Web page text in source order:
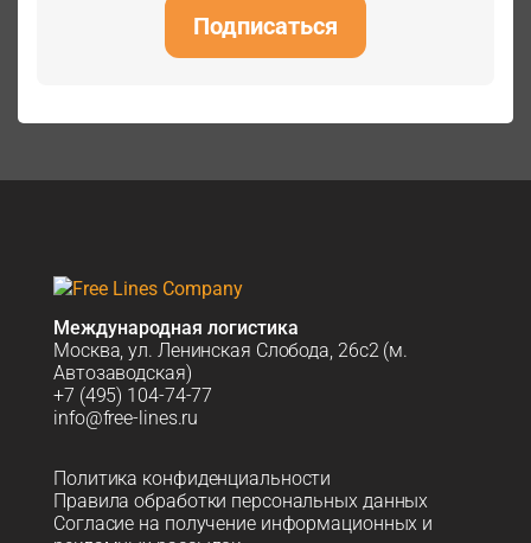
Подписаться
Международная логистика
Москва, ул. Ленинская Слобода, 26с2 (м.
Автозаводская)
+7 (495) 104-74-77
info@free-lines.ru
Политика конфиденциальности
Правила обработки персональных данных
Согласие на получение информационных и